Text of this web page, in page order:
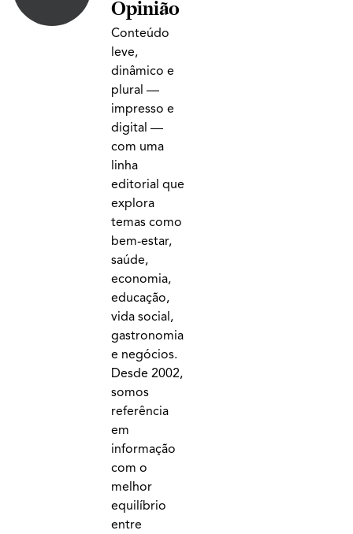
Opinião
Conteúdo
leve,
dinâmico e
plural —
impresso e
digital —
com uma
linha
editorial que
explora
temas como
bem-estar,
saúde,
economia,
educação,
vida social,
gastronomia
e negócios.
Desde 2002,
somos
referência
em
informação
com o
melhor
equilíbrio
entre